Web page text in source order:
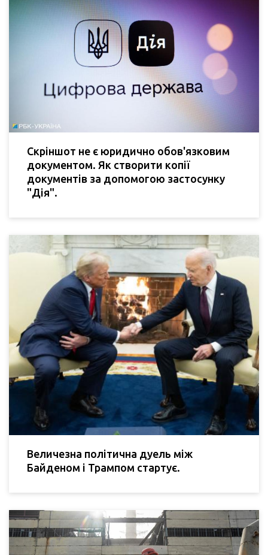
Скріншот не є юридично обов'язковим
документом. Як створити копії
документів за допомогою застосунку
"Дія".
Величезна політична дуель між
Байденом і Трампом стартує.